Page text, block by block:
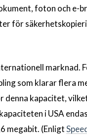
foton och e-
för
marknad.
som klarar flera
denna kapacitet,
i USA
megabit. (Enligt